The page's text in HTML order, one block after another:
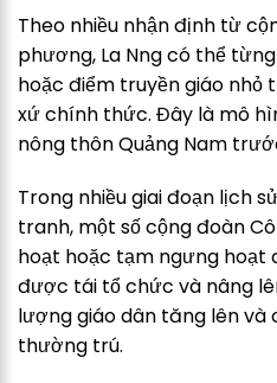
Theo nhiều nhận định từ
phương, La Nng có thể
hoặc điểm truyền giáo
xứ chính thức. Đây là mô
nông thôn Quảng Nam
Trong nhiều giai đoạn lịch
tranh, một số cộng đoàn
hoạt hoặc tạm ngưng hoạt
được tái tổ chức và nâng
lượng giáo dân tăng lên và
thường trú.